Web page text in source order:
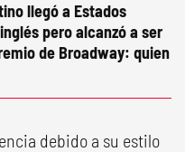
llegó a Estados
pero alcanzó a ser
de Broadway: quien
debido a su estilo